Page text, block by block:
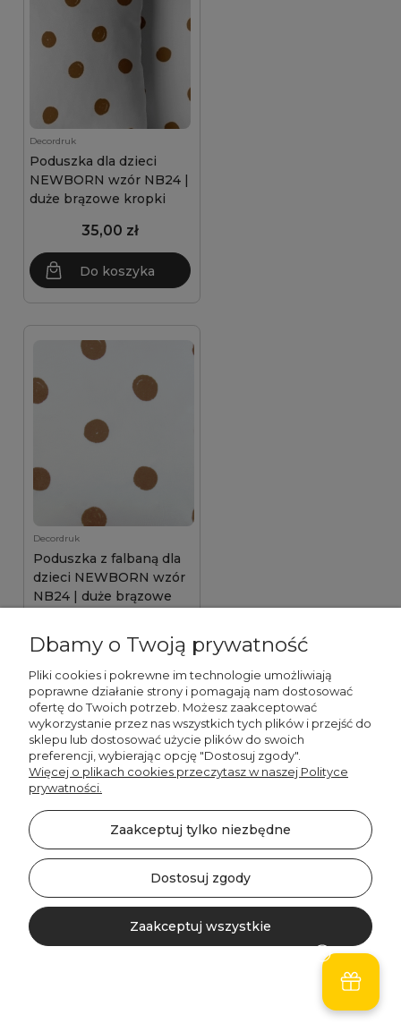
Decordruk
Poduszka dla dzieci
NEWBORN wzór NB24 |
duże brązowe kropki
35,00 zł
Do koszyka
Decordruk
Poduszka z falbaną dla
dzieci NEWBORN wzór
NB24 | duże brązowe
47,00 zł
Do koszyka
Koszyk
Dbamy o Twoją prywatność
Pliki cookies i pokrewne im technologie umożliwiają
poprawne działanie strony i pomagają nam dostosować
ofertę do Twoich potrzeb. Możesz zaakceptować
wykorzystanie przez nas wszystkich tych plików i przejść do
sklepu lub dostosować użycie plików do swoich
preferencji, wybierając opcję "Dostosuj zgody".
Więcej o plikach cookies przeczytasz w naszej Polityce
prywatności.
Zaakceptuj tylko niezbędne
Dostosuj zgody
Zaakceptuj wszystkie